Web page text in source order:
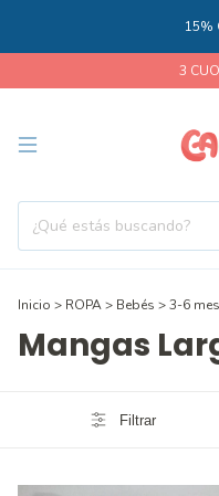
15% OFF
3 CUOTAS SIN
Inicio > ROPA> Bebés >3-6
Mangas
Filtrar